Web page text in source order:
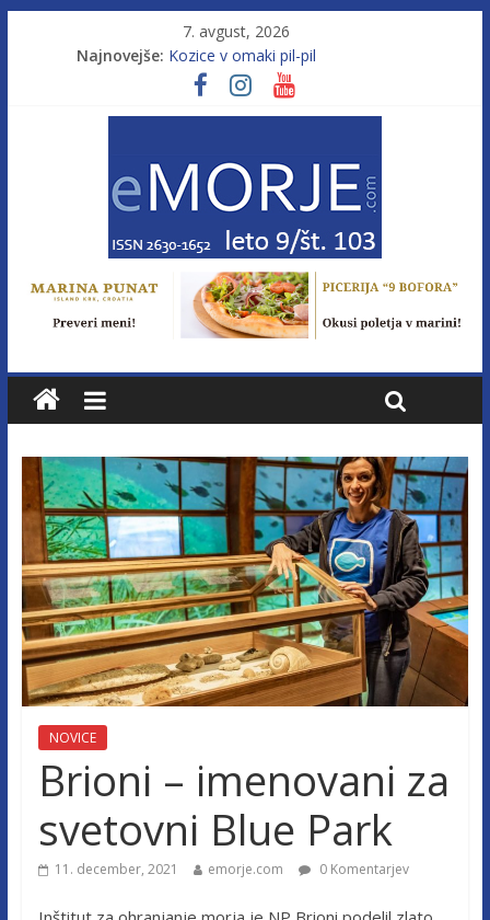
7. avgust, 2026
Najnovejše: Kozice v omaki pil-pil
Leto 9, št. 103; Licenca brez morja
Od morja do gorja 11
NOVICE
Brioni – imenovani za
svetovni Blue Park
11. december, 2021 emorje.com 0 Komentarjev